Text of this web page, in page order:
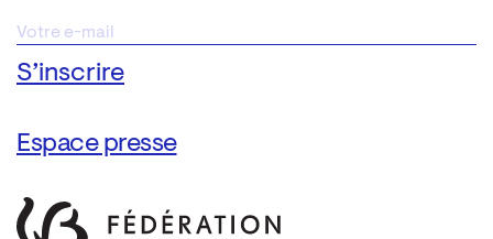
Espace presse